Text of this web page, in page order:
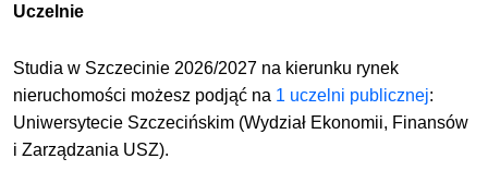
Uczelnie
Studia w Szczecinie 2026/2027 na kierunku rynek
nieruchomości możesz podjąć na 1 uczelni publicznej:
Uniwersytecie Szczecińskim (Wydział Ekonomii, Finansów
i Zarządzania USZ).